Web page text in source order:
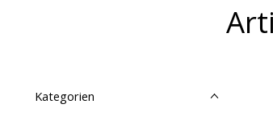
Kategorien